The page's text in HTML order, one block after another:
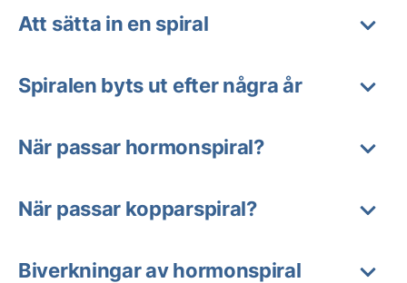
Att sätta in en spiral
Spiralen byts ut efter några år
När passar hormonspiral?
När passar kopparspiral?
Biverkningar av hormonspiral